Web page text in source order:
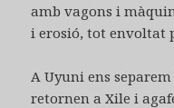
amb vagons i
i erosió, tot envoltat
A Uyuni ens
retornen a Xile i